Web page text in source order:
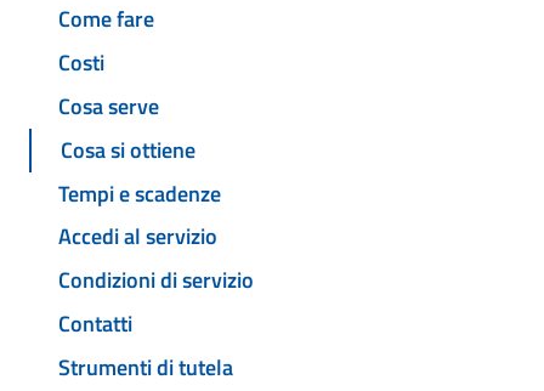
Come fare
Costi
Cosa serve
Cosa si ottiene
Tempi e scadenze
Accedi al servizio
Condizioni di servizio
Contatti
Strumenti di tutela